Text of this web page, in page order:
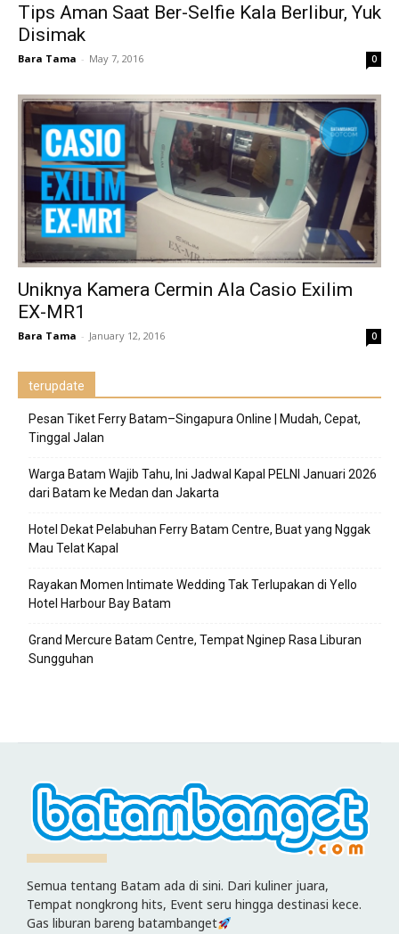
Tips Aman Saat Ber-Selfie Kala Berlibur, Yuk
Disimak
Bara Tama - May 7, 2016 0
Uniknya Kamera Cermin Ala Casio Exilim
EX-MR1
Bara Tama - January 12, 2016 0
terupdate
Pesan Tiket Ferry Batam–Singapura Online | Mudah, Cepat,
Tinggal Jalan
Warga Batam Wajib Tahu, Ini Jadwal Kapal PELNI Januari 2026
dari Batam ke Medan dan Jakarta
Hotel Dekat Pelabuhan Ferry Batam Centre, Buat yang Nggak
Mau Telat Kapal
Rayakan Momen Intimate Wedding Tak Terlupakan di Yello
Hotel Harbour Bay Batam
Grand Mercure Batam Centre, Tempat Nginep Rasa Liburan
Sungguhan
Semua tentang Batam ada di sini. Dari kuliner juara,
Tempat nongkrong hits, Event seru hingga destinasi kece.
Gas liburan bareng batambanget